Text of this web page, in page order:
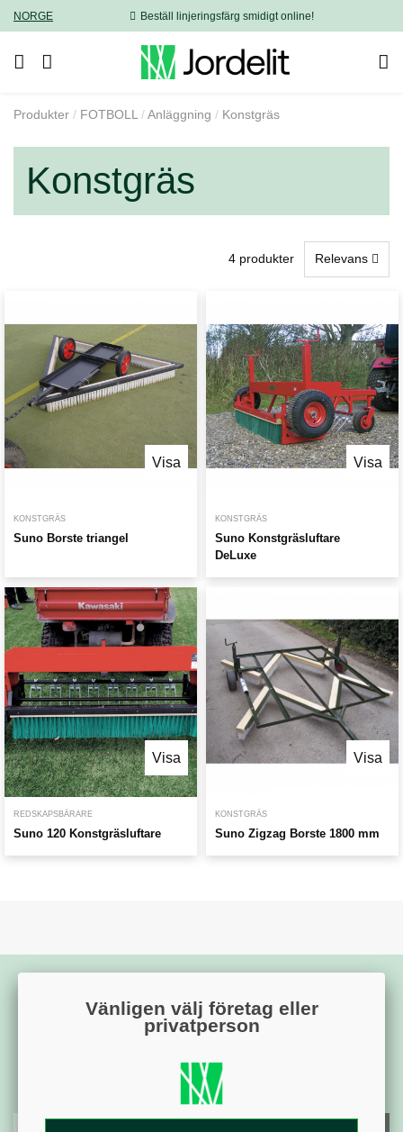
NORGE Beställ linjeringsfärg smidigt online!
Produkter FOTBOLL Anläggning Konstgräs
Konstgräs
4 produkter Relevans
Visa
KONSTGRÄS
Suno Borste triangel
Visa
KONSTGRÄS
Suno Konstgräsluftare
DeLuxe
Visa
REDSKAPSBÄRARE
Suno 120 Konstgräsluftare
Visa
KONSTGRÄS
Suno Zigzag Borste 1800 mm
Vänligen välj företag eller
privatperson